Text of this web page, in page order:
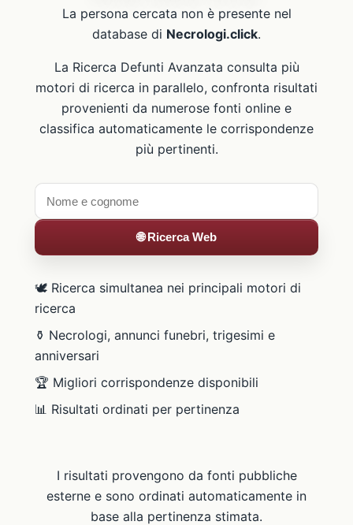
La persona cercata non è presente nel
database di Necrologi.click.
La Ricerca Defunti Avanzata consulta più
motori di ricerca in parallelo, confronta risultati
provenienti da numerose fonti online e
classifica automaticamente le corrispondenze
più pertinenti.
🌐 Ricerca Web
🕊️ Ricerca simultanea nei principali motori di
ricerca
⚱️ Necrologi, annunci funebri, trigesimi e
anniversari
🏆 Migliori corrispondenze disponibili
📊 Risultati ordinati per pertinenza
I risultati provengono da fonti pubbliche
esterne e sono ordinati automaticamente in
base alla pertinenza stimata.